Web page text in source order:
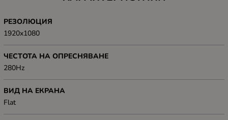
РЕЗОЛЮЦИЯ
1920x1080
ЧЕСТОТА НА ОПРЕСНЯВАНЕ
280Hz
ВИД НА ЕКРАНА
Flat